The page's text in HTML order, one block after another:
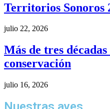
Territorios Sonoros
julio 22, 2026
Más de tres
conservación
julio 16, 2026